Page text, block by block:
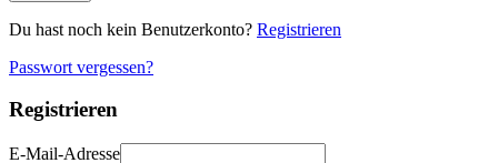
Du hast noch kein Benutzerkonto? Registrieren
Passwort vergessen?
Registrieren
E-Mail-Adresse